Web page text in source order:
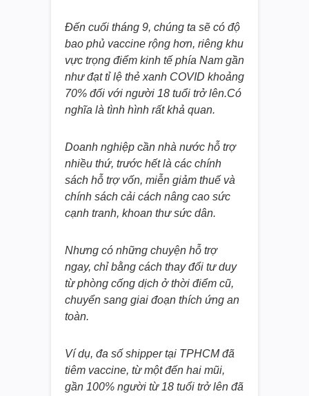
Đến cuối tháng 9, chúng ta sẽ có độ
bao phủ vaccine rộng hơn, riêng khu
vực trọng điểm kinh tế phía Nam gần
như đạt tỉ lệ thẻ xanh COVID khoảng
70% đối với người 18 tuổi trở lên.Có
nghĩa là tình hình rất khả quan.
Doanh nghiệp cần nhà nước hỗ trợ
nhiều thứ, trước hết là các chính
sách hỗ trợ vốn, miễn giảm thuế và
chính sách cải cách nâng cao sức
cạnh tranh, khoan thư sức dân.
Nhưng có những chuyện hỗ trợ
ngay, chỉ bằng cách thay đổi tư duy
từ phòng cống dịch ở thời điểm cũ,
chuyển sang giai đoạn thích ứng an
toàn.
Ví dụ, đa số shipper tại TPHCM đã
tiêm vaccine, từ một đến hai mũi,
gần 100% người từ 18 tuổi trở lên đã